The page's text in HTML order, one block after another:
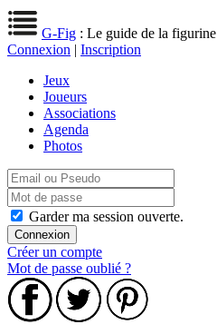
G-Fig : Le guide de la figurine
Connexion | Inscription
Jeux
Joueurs
Associations
Agenda
Photos
Garder ma session ouverte.
Créer un compte
Mot de passe oublié ?